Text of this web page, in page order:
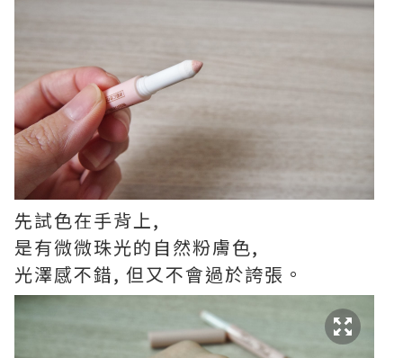
先試色在手背上,
是有微微珠光的自然粉膚色,
光澤感不錯, 但又不會過於誇張。